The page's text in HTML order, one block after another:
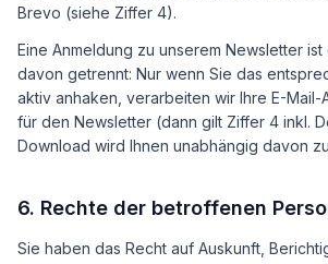
Brevo (siehe Ziffer 4).
Eine Anmeldung zu unserem Newsletter ist
davon getrennt: Nur wenn Sie das
aktiv anhaken, verarbeiten wir Ihre E-Mail-
für den Newsletter (dann gilt Ziffer 4 inkl.
Download wird Ihnen unabhängig davon
6. Rechte der betroffenen
Sie haben das Recht auf Auskunft,